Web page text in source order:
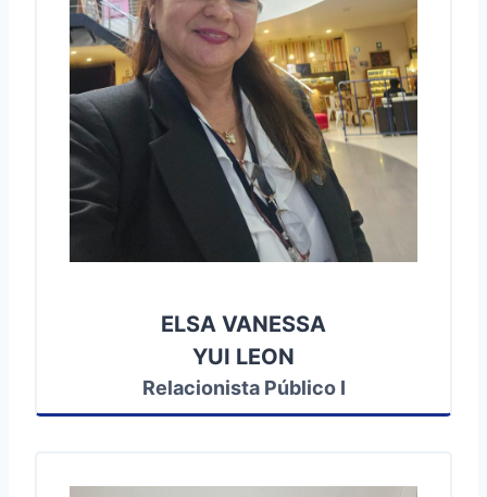
ELSA VANESSA
YUI LEON
Relacionista Público I